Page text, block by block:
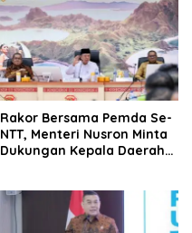
Rakor Bersama Pemda Se-
NTT, Menteri Nusron Minta
Dukungan Kepala Daerah